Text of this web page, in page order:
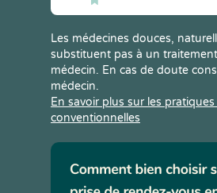
Les médecines douces,
substituent pas à un
médecin. En cas de doute
médecin.
En savoir plus sur les
conventionnelles